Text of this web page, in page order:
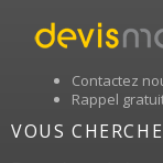
Contactez
Rappel
VOUS